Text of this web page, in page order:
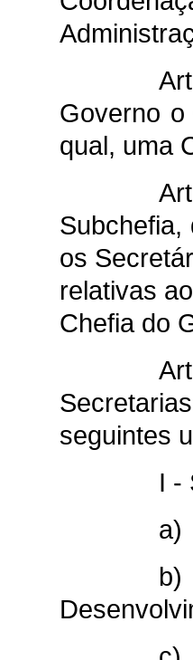
Governo
qual, uma
Subchefia,
os
relativas
Chefia do
seguintes
I -
a)